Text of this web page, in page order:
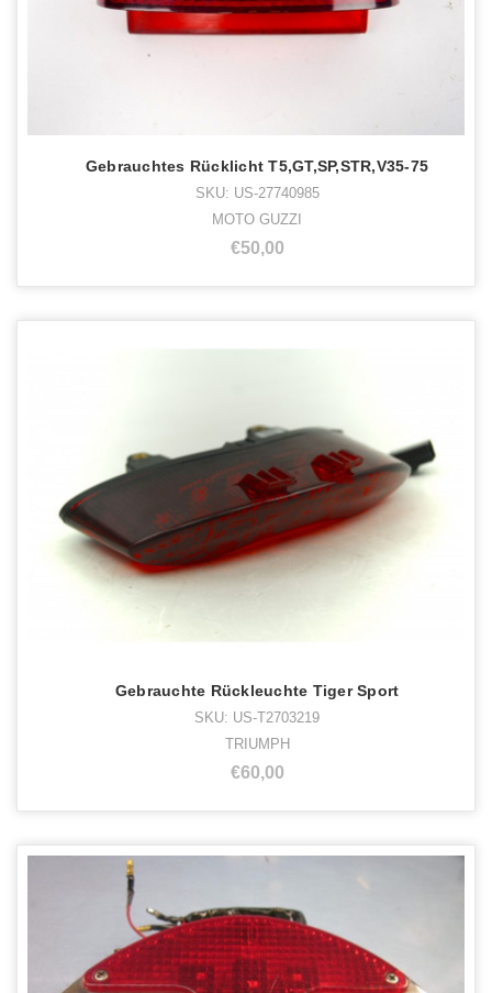
Gebrauchtes Rücklicht T5,GT,SP,STR,V35-75
SKU: US-27740985
MOTO GUZZI
€50,00
Gebrauchte Rückleuchte Tiger Sport
SKU: US-T2703219
TRIUMPH
€60,00